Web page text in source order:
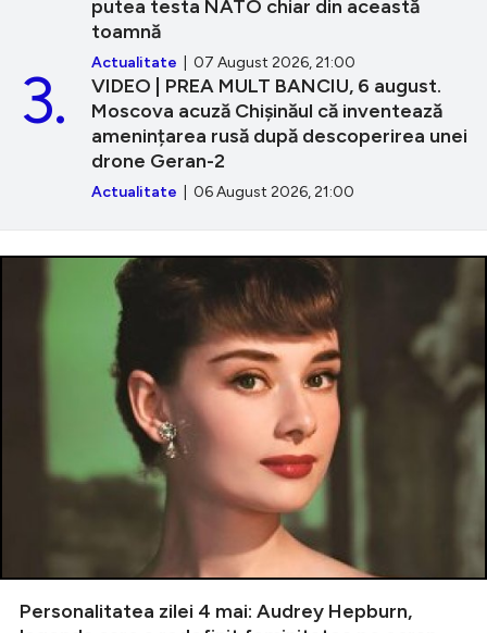
putea testa NATO chiar din această
toamnă
Actualitate | 07 August 2026, 21:00
VIDEO | PREA MULT BANCIU, 6 august.
Moscova acuză Chișinăul că inventează
amenințarea rusă după descoperirea unei
drone Geran-2
Actualitate | 06 August 2026, 21:00
3.
Personalitatea zilei 4 mai: Audrey Hepburn,